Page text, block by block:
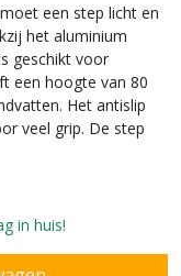
een step licht en
het aluminium
geschikt voor
een hoogte van 80
Het antislip
veel grip. De step
in huis!